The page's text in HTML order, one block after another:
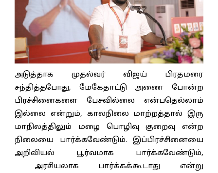
அடுத்தாக முதல்வர் விஜய் பிரதமரை
சந்தித்தபோது, மேகேதாட்டு அணை போன்ற
பிரச்சினைகளை பேசவில்லை என்பதெல்லாம்
இல்லை என்றும், காலநிலை மாற்றத்தால் இரு
மாநிலத்திலும் மழை பொழிவு குறைவு என்ற
நிலையை பார்க்கவேண்டும். இப்பிரச்சினையை
அறிவியல் பூர்வமாக பார்க்கவேண்டும்,
அரசியலாக பார்க்கக்கூடாது என்று